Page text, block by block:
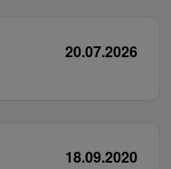
20.07.2026
18.09.2020